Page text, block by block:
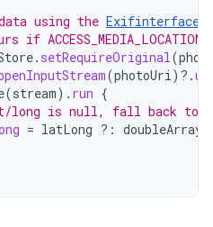
using the Exifinterface
if
. setRequireOriginal(
(photoUri) ?.
(stream). run {
is null, fall back to
= latLong ?: